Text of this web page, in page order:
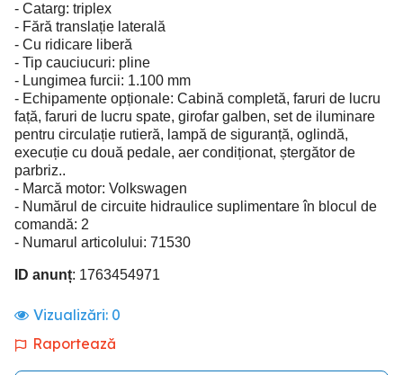
- Catarg: triplex
- Fără translație laterală
- Cu ridicare liberă
- Tip cauciucuri: pline
- Lungimea furcii: 1.100 mm
- Echipamente opționale: Cabină completă, faruri de lucru
față, faruri de lucru spate, girofar galben, set de iluminare
pentru circulație rutieră, lampă de siguranță, oglindă,
execuție cu două pedale, aer condiționat, ștergător de
parbriz..
- Marcă motor: Volkswagen
- Numărul de circuite hidraulice suplimentare în blocul de
comandă: 2
- Numarul articolului: 71530
ID anunț: 1763454971
Vizualizări: 0
Raportează